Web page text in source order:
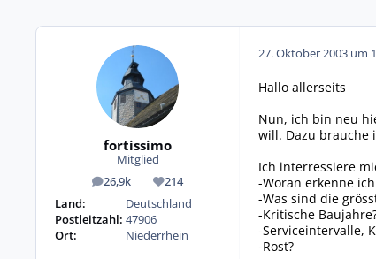
fortissimo
Mitglied
26,9k
Beiträge 214
Reputation
Land:
Deutschland
Postleitzahl: 47906
Ort:
Niederrhein
27. Oktober 2003 um
Hallo allerseits
Nun, ich bin neu
will. Dazu brauche
Ich interressiere
-Woran erkenne
-Was sind die
-Kritische
-Serviceintervalle,
-Rost?